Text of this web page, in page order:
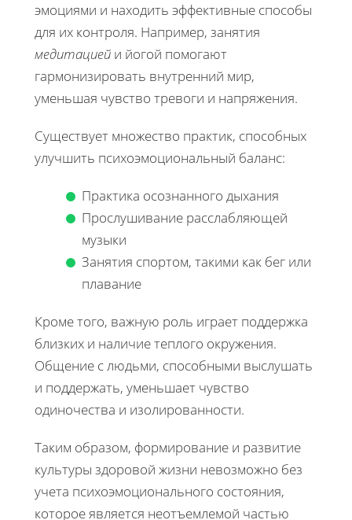
эмоциями и находить эффективные способы
для их контроля. Например, занятия
медитацией и йогой помогают
гармонизировать внутренний мир,
уменьшая чувство тревоги и напряжения.
Существует множество практик, способных
улучшить психоэмоциональный баланс:
Практика осознанного дыхания
Прослушивание расслабляющей
музыки
Занятия спортом, такими как бег или
плавание
Кроме того, важную роль играет поддержка
близких и наличие теплого окружения.
Общение с людьми, способными выслушать
и поддержать, уменьшает чувство
одиночества и изолированности.
Таким образом, формирование и развитие
культуры здоровой жизни невозможно без
учета психоэмоционального состояния,
которое является неотъемлемой частью